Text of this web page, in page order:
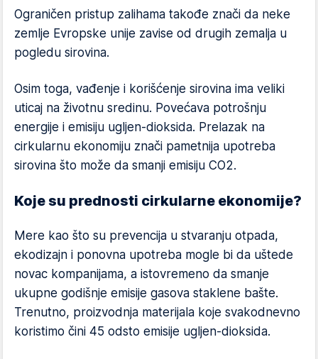
Ograničen pristup zalihama takođe znači da neke
zemlje Evropske unije zavise od drugih zemalja u
pogledu sirovina.
Osim toga, vađenje i korišćenje sirovina ima veliki
uticaj na životnu sredinu. Povećava potrošnju
energije i emisiju ugljen-dioksida. Prelazak na
cirkularnu ekonomiju znači pametnija upotreba
sirovina što može da smanji emisiju CO2.
Koje su prednosti cirkularne ekonomije?
Mere kao što su prevencija u stvaranju otpada,
ekodizajn i ponovna upotreba mogle bi da uštede
novac kompanijama, a istovremeno da smanje
ukupne godišnje emisije gasova staklene bašte.
Trenutno, proizvodnja materijala koje svakodnevno
koristimo čini 45 odsto emisije ugljen-dioksida.